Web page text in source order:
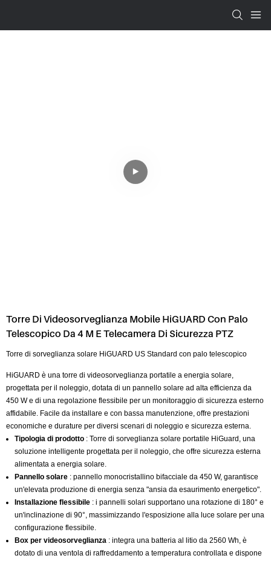
Torre Di Videosorveglianza Mobile HiGUARD Con Palo
Telescopico Da 4 M E Telecamera Di Sicurezza PTZ
Torre di sorveglianza solare HiGUARD US Standard con palo telescopico
HiGUARD è una torre di videosorveglianza portatile a energia solare,
progettata per il noleggio, dotata di un pannello solare ad alta efficienza da
450 W e di una regolazione flessibile per un monitoraggio di sicurezza esterno
affidabile. Facile da installare e con bassa manutenzione, offre prestazioni
economiche e durature per diversi scenari di noleggio e sicurezza esterna.
Tipologia di prodotto : Torre di sorveglianza solare portatile HiGuard, una
soluzione intelligente progettata per il noleggio, che offre sicurezza esterna
alimentata a energia solare.
Pannello solare : pannello monocristallino bifacciale da 450 W, garantisce
un'elevata produzione di energia senza "ansia da esaurimento energetico".
Installazione flessibile : i pannelli solari supportano una rotazione di 180° e
un'inclinazione di 90°, massimizzando l'esposizione alla luce solare per una
configurazione flessibile.
Box per videosorveglianza : integra una batteria al litio da 2560 Wh, è
dotato di una ventola di raffreddamento a temperatura controllata e dispone